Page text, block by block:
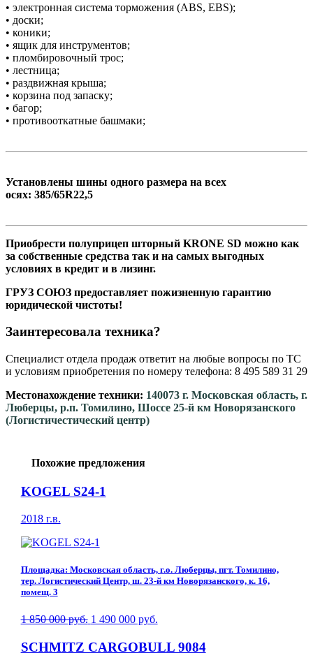
• электронная система торможения (ABS, EBS);
• доски;
• коники;
• ящик для инструментов;
• пломбировочный трос;
• лестница;
• раздвижная крыша;
• корзина под запаску;
• багор;
• противооткатные башмаки;
Установлены шины одного размера на всех
осях: 385/65R22,5
Приобрести полуприцеп шторный KRONE SD можно как
за собственные средства так и на самых выгодных
условиях в кредит и в лизинг.
ГРУЗ СОЮЗ предоставляет пожизненную гарантию
юридической чистоты!
Заинтересовала техника?
Специалист отдела продаж ответит на любые вопросы по ТС
и условиям приобретения по номеру телефона: 8 495 589 31 29
Местонахождение техники: 140073 г. Московская область, г.
Люберцы, р.п. Томилино, Шоссе 25-й км Новорязанского
(Логистичестический центр)
Похожие предложения
KOGEL S24-1
2018 г.в.
Площадка: Московская область, г.о. Люберцы, пгт. Томилино,
тер. Логистический Центр, ш. 23-й км Новорязанского, к. 16,
помещ. 3
1 850 000 руб. 1 490 000 руб.
SCHMITZ CARGOBULL 9084